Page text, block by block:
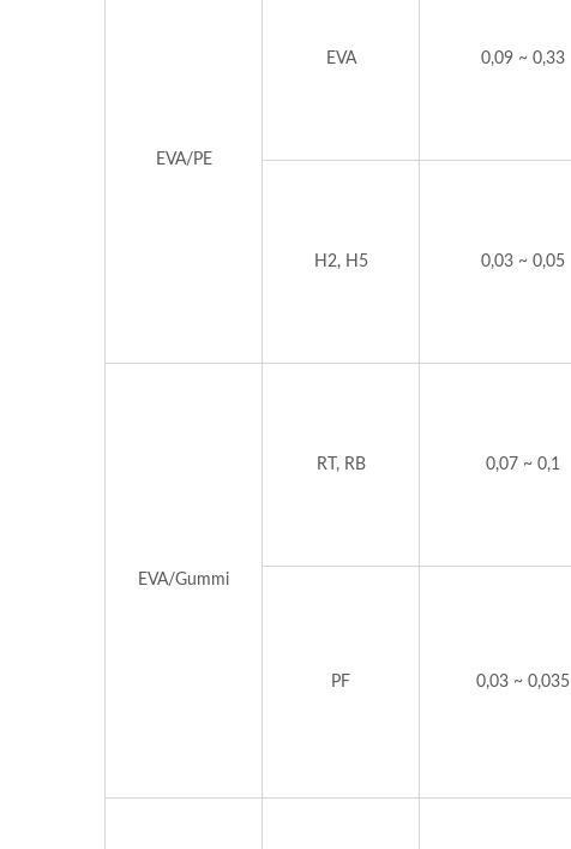
EVA/PE
EVA 0,09 ~ 0,33
H2, H5
0,03 ~ 0,05
EVA/Gummi
RT, RB 0,07 ~ 0,1
PF 0,03 ~ 0,035